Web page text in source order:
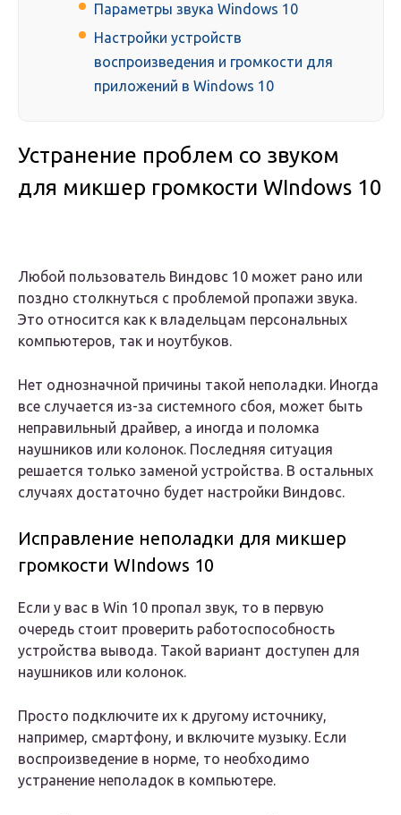
Параметры звука Windows 10
Настройки устройств
воспроизведения и громкости для
приложений в Windows 10
Устранение проблем со звуком
для микшер громкости WIndows 10
Любой пользователь Виндовс 10 может рано или
поздно столкнуться с проблемой пропажи звука.
Это относится как к владельцам персональных
компьютеров, так и ноутбуков.
Нет однозначной причины такой неполадки. Иногда
все случается из-за системного сбоя, может быть
неправильный драйвер, а иногда и поломка
наушников или колонок. Последняя ситуация
решается только заменой устройства. В остальных
случаях достаточно будет настройки Виндовс.
Исправление неполадки для микшер
громкости WIndows 10
Если у вас в Win 10 пропал звук, то в первую
очередь стоит проверить работоспособность
устройства вывода. Такой вариант доступен для
наушников или колонок.
Просто подключите их к другому источнику,
например, смартфону, и включите музыку. Если
воспроизведение в норме, то необходимо
устранение неполадок в компьютере.